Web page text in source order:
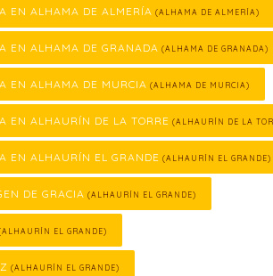
EN ALHAMA DE ALMERÍA (ALHAMA DE ALMERÍA)
EN ALHAMA DE GRANADA (ALHAMA DE GRANADA)
EN ALHAMA DE MURCIA (ALHAMA DE MURCIA)
EN ALHAURÍN DE LA TORRE (ALHAURÍN DE LA
EN ALHAURÍN EL GRANDE (ALHAURÍN EL GRANDE)
DE GRACIA (ALHAURÍN EL GRANDE)
EL GRANDE)
(ALHAURÍN EL GRANDE)